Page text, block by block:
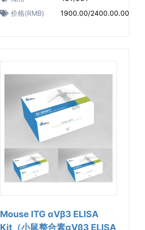
价格(RMB)
1900.00/2400.00.00
Mouse ITG αⅤβ3 ELISA
Kit（小鼠整合素αVβ3 ELISA